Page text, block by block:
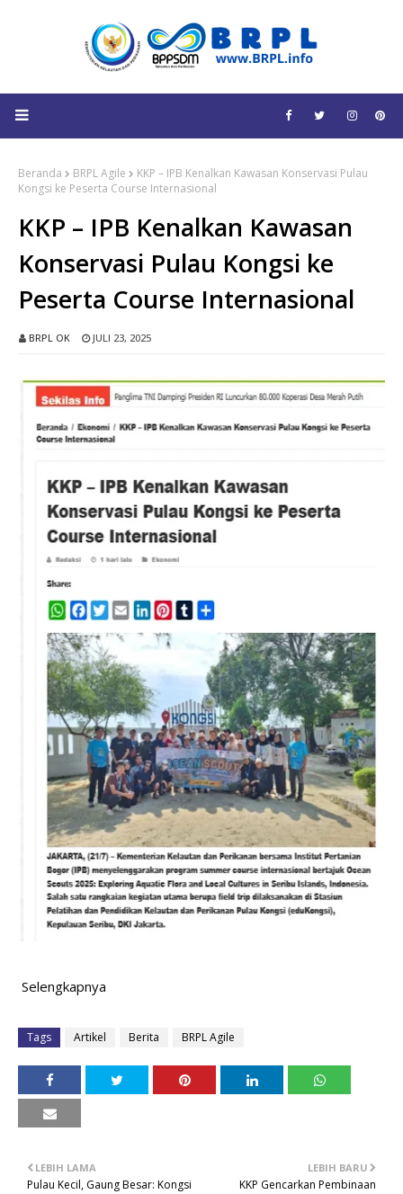
Beranda BRPL Agile
KKP – IPB Kenalkan Kawasan Konservasi Pulau
Kongsi ke Peserta Course Internasional
KKP – IPB Kenalkan Kawasan
Konservasi Pulau Kongsi ke
Peserta Course Internasional
BRPL OK JULI 23, 2025
Selengkapnya
Tags Artikel Berita BRPL Agile
LEBIH BARU
KKP Gencarkan Pembinaan
LEBIH LAMA
Pulau Kecil, Gaung Besar: Kongsi